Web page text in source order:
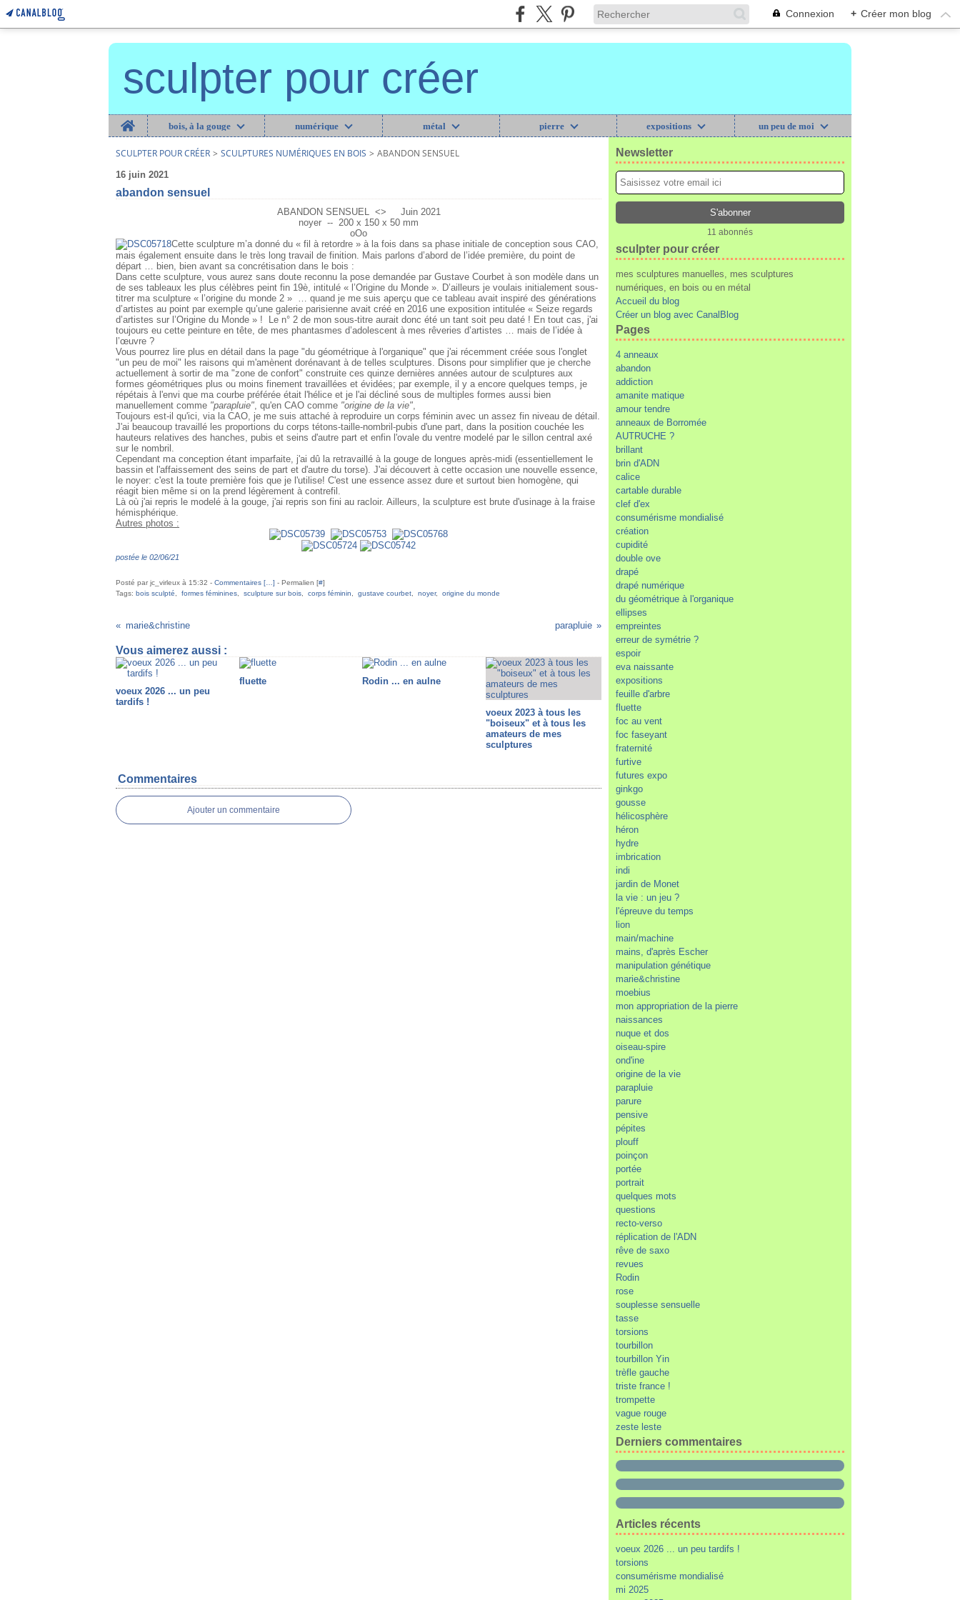
Connexion + Créer mon blog
sculpter pour créer
Home
bois, à la gouge numérique métal pierre expositions un peu de moi
SCULPTER POUR CRÉER > SCULPTURES NUMÉRIQUES EN BOIS > ABANDON SENSUEL
16 juin 2021
abandon sensuel
ABANDON SENSUEL <> Juin 2021
noyer -- 200 x 150 x 50 mm
oOo
Cette sculpture m’a donné du « fil à retordre » à la fois dans sa phase initiale de conception sous CAO,
mais également ensuite dans le très long travail de finition. Mais parlons d’abord de l’idée première, du point de
départ … bien, bien avant sa concrétisation dans le bois :
Dans cette sculpture, vous aurez sans doute reconnu la pose demandée par Gustave Courbet à son modèle dans un
de ses tableaux les plus célèbres peint fin 19è, intitulé « l’Origine du Monde ». D’ailleurs je voulais initialement sous-
titrer ma sculpture « l’origine du monde 2 » … quand je me suis aperçu que ce tableau avait inspiré des générations
d’artistes au point par exemple qu’une galerie parisienne avait créé en 2016 une exposition intitulée « Seize regards
d’artistes sur l’Origine du Monde » ! Le n° 2 de mon sous-titre aurait donc été un tant soit peu daté ! En tout cas, j'ai
toujours eu cette peinture en tête, de mes phantasmes d’adolescent à mes rêveries d’artistes … mais de l’idée à
l’œuvre ?
Vous pourrez lire plus en détail dans la page "du géométrique à l'organique" que j'ai récemment créée sous l'onglet
"un peu de moi" les raisons qui m'amènent dorénavant à de telles sculptures. Disons pour simplifier que je cherche
actuellement à sortir de ma "zone de confort" construite ces quinze dernières années autour de sculptures aux
formes géométriques plus ou moins finement travaillées et évidées; par exemple, il y a encore quelques temps, je
répétais à l'envi que ma courbe préférée était l'hélice et je l'ai décliné sous de multiples formes aussi bien
manuellement comme "parapluie", qu'en CAO comme "origine de la vie",
Toujours est-il qu'ici, via la CAO, je me suis attaché à reproduire un corps féminin avec un assez fin niveau de détail.
J'ai beaucoup travaillé les proportions du corps tétons-taille-nombril-pubis d'une part, dans la position couchée les
hauteurs relatives des hanches, pubis et seins d'autre part et enfin l'ovale du ventre modelé par le sillon central axé
sur le nombril.
Cependant ma conception étant imparfaite, j'ai dû la retravaillé à la gouge de longues après-midi (essentiellement le
bassin et l'affaissement des seins de part et d'autre du torse). J'ai découvert à cette occasion une nouvelle essence,
le noyer: c'est la toute première fois que je l'utilise! C'est une essence assez dure et surtout bien homogène, qui
réagit bien même si on la prend légèrement à contrefil.
Là où j'ai repris le modelé à la gouge, j'ai repris son fini au racloir. Ailleurs, la sculpture est brute d'usinage à la fraise
hémisphérique.
Autres photos :
postée le 02/06/21
Posté par jc_virleux à 15:32 - Commentaires [ ] - Permalien [#]
Tags: bois sculpté formes féminines sculpture sur bois corps féminin gustave courbet noyer, origine du monde
marie&christine parapluie
Vous aimerez aussi :
voeux 2026 ... un peu
tardifs !
fluette Rodin ... en aulne
voeux 2023 à tous les
"boiseux" et à tous les
amateurs de mes
sculptures
Commentaires
Ajouter un commentaire
Newsletter
11 abonnés
sculpter pour créer
mes sculptures manuelles, mes sculptures
numériques, en bois ou en métal
Accueil du blog
Créer un blog avec CanalBlog
Pages
4 anneaux
abandon
addiction
amanite matique
amour tendre
anneaux de Borromée
AUTRUCHE ?
brillant
brin d'ADN
calice
cartable durable
clef d'ex
consumérisme mondialisé
création
cupidité
double ove
drapé
drapé numérique
du géométrique à l'organique
ellipses
empreintes
erreur de symétrie ?
espoir
eva naissante
expositions
feuille d'arbre
fluette
foc au vent
foc faseyant
fraternité
furtive
futures expo
ginkgo
gousse
hélicosphère
héron
hydre
imbrication
indi
jardin de Monet
la vie : un jeu ?
l'épreuve du temps
lion
main/machine
mains, d'après Escher
manipulation génétique
marie&christine
moebius
mon appropriation de la pierre
naissances
nuque et dos
oiseau-spire
ond'ine
origine de la vie
parapluie
parure
pensive
pépites
plouff
poinçon
portée
portrait
quelques mots
questions
recto-verso
réplication de l'ADN
rêve de saxo
revues
Rodin
rose
souplesse sensuelle
tasse
torsions
tourbillon
tourbillon Yin
trèfle gauche
triste france !
trompette
vague rouge
zeste leste
Derniers commentaires
Articles récents
voeux 2026 ... un peu tardifs !
torsions
consumérisme mondialisé
mi 2025